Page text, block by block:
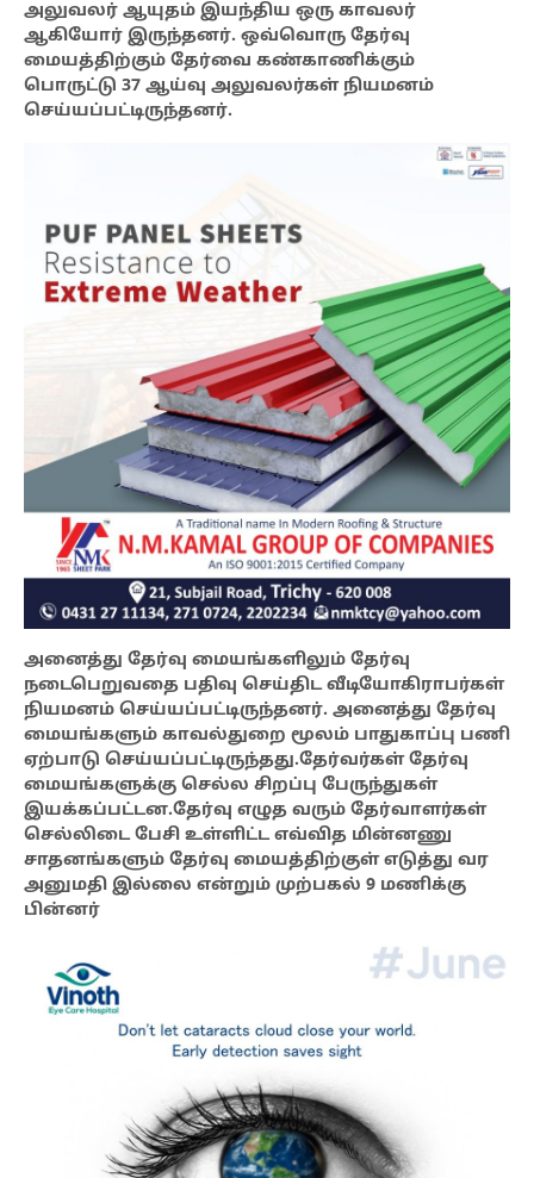
அலுவலர் ஆயுதம் இயந்திய ஒரு காவலர்
ஆகியோர் இருந்தனர். ஒவ்வொரு தேர்வு
மையத்திற்கும் தேர்வை கண்காணிக்கும்
பொருட்டு 37 ஆய்வு அலுவலர்கள் நியமனம்
செய்யப்பட்டிருந்தனர்.
அனைத்து தேர்வு மையங்களிலும் தேர்வு
நடைபெறுவதை பதிவு செய்திட வீடியோகிராபர்கள்
நியமனம் செய்யப்பட்டிருந்தனர். அனைத்து தேர்வு
மையங்களும் காவல்துறை மூலம் பாதுகாப்பு பணி
ஏற்பாடு செய்யப்பட்டிருந்தது.தேர்வர்கள் தேர்வு
மையங்களுக்கு செல்ல சிறப்பு பேருந்துகள்
இயக்கப்பட்டன.தேர்வு எழுத வரும் தேர்வாளர்கள்
செல்லிடை பேசி உள்ளிட்ட எவ்வித மின்னணு
சாதனங்களும் தேர்வு மையத்திற்குள் எடுத்து வர
அனுமதி இல்லை என்றும் முற்பகல் 9 மணிக்கு
பின்னர்